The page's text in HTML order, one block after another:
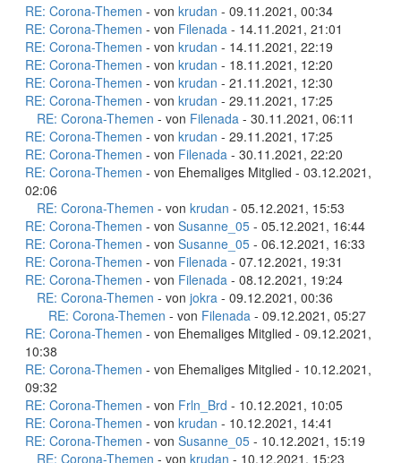
RE: Corona-Themen - von krudan - 09.11.2021, 00:34
RE: Corona-Themen - von Filenada - 14.11.2021, 21:01
RE: Corona-Themen - von krudan - 14.11.2021, 22:19
RE: Corona-Themen - von krudan - 18.11.2021, 12:20
RE: Corona-Themen - von krudan - 21.11.2021, 12:30
RE: Corona-Themen - von krudan - 29.11.2021, 17:25
RE: Corona-Themen - von Filenada - 30.11.2021, 06:11
RE: Corona-Themen - von krudan - 29.11.2021, 17:25
RE: Corona-Themen - von Filenada - 30.11.2021, 22:20
RE: Corona-Themen - von Ehemaliges Mitglied - 03.12.2021,
02:06
RE: Corona-Themen - von krudan - 05.12.2021, 15:53
RE: Corona-Themen - von Susanne_05 - 05.12.2021, 16:44
RE: Corona-Themen - von Susanne_05 - 06.12.2021, 16:33
RE: Corona-Themen - von Filenada - 07.12.2021, 19:31
RE: Corona-Themen - von Filenada - 08.12.2021, 19:24
RE: Corona-Themen - von jokra - 09.12.2021, 00:36
RE: Corona-Themen - von Filenada - 09.12.2021, 05:27
RE: Corona-Themen - von Ehemaliges Mitglied - 09.12.2021,
10:38
RE: Corona-Themen - von Ehemaliges Mitglied - 10.12.2021,
09:32
RE: Corona-Themen - von Frln_Brd - 10.12.2021, 10:05
RE: Corona-Themen - von krudan - 10.12.2021, 14:41
RE: Corona-Themen - von Susanne_05 - 10.12.2021, 15:19
RE: Corona-Themen - von krudan - 10.12.2021, 15:23